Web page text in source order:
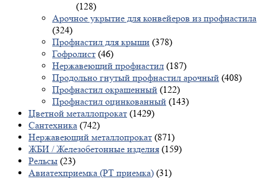
(128)
Арочное укрытие для конвейеров из профнастила
(324)
Профнастил для крыши (378)
Гофролист (46)
Нержавеющий профнастил (187)
Продольно гнутый профнастил арочный (408)
Профнастил окрашенный (122)
Профнастил оцинкованный (143)
Цветной металлопрокат (1429)
Сантехника (742)
Нержавеющий металлопрокат (871)
ЖБИ / Железобетонные изделия (159)
Рельсы (23)
Авиатехприемка (РТ приемка) (31)